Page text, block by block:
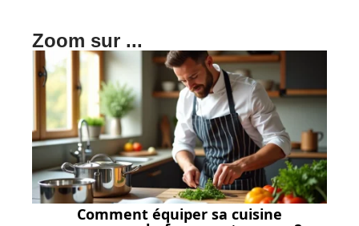
Zoom sur ...
Comment équiper sa cuisine